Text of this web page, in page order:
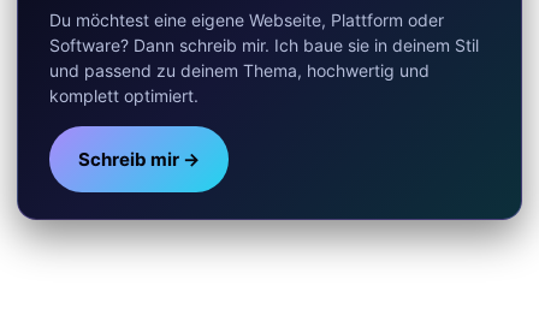
Du möchtest eine eigene Webseite, Plattform oder
Software? Dann schreib mir. Ich baue sie in deinem Stil
und passend zu deinem Thema, hochwertig und
komplett optimiert.
Schreib mir →